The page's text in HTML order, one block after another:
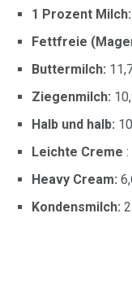
1 Prozent Milch:
Fettfreie
Buttermilch:
Ziegenmilch:
Halb und halb:
Leichte Creme
Heavy Cream:
Kondensmilch: